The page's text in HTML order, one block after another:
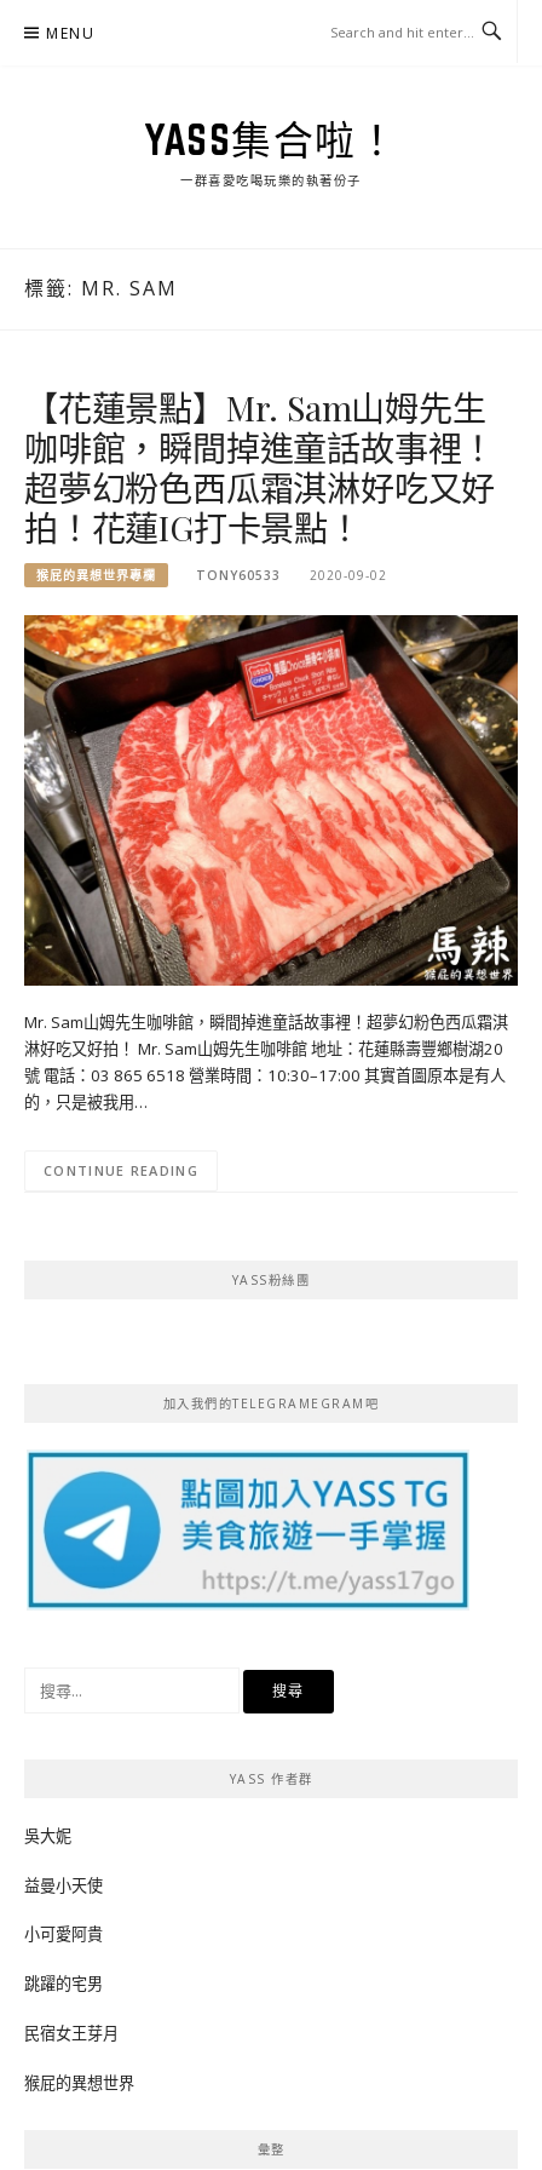
MENU
YASS集合啦！
一群喜愛吃喝玩樂的執著份子
標籤: MR. SAM
【花蓮景點】Mr. Sam山姆先生
咖啡館，瞬間掉進童話故事裡！
超夢幻粉色西瓜霜淇淋好吃又好
拍！花蓮IG打卡景點！
猴屁的異想世界專欄 TONY60533 2020-09-02
Mr. Sam山姆先生咖啡館，瞬間掉進童話故事裡！超夢幻粉色西瓜霜淇
淋好吃又好拍！ Mr. Sam山姆先生咖啡館 地址：花蓮縣壽豐鄉樹湖20
號 電話：03 865 6518 營業時間：10:30–17:00 其實首圖原本是有人
的，只是被我用…
CONTINUE READING
YASS粉絲團
加入我們的TELEGRAMEGRAM吧
YASS 作者群
吳大妮
益曼小天使
小可愛阿貴
跳躍的宅男
民宿女王芽月
猴屁的異想世界
彙整